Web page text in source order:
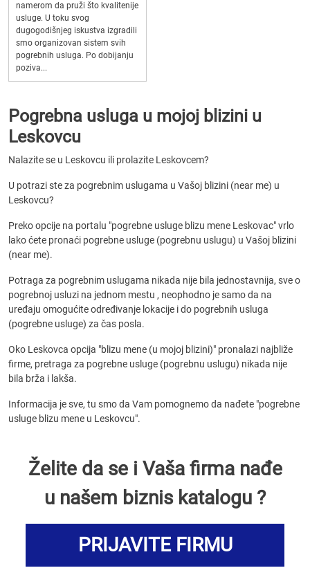
namerom da pruži što kvalitenije
usluge. U toku svog
dugogodišnjeg iskustva izgradili
smo organizovan sistem svih
pogrebnih usluga. Po dobijanju
poziva...
Pogrebna usluga u mojoj blizini u
Leskovcu
Nalazite se u Leskovcu ili prolazite Leskovcem?
U potrazi ste za pogrebnim uslugama u Vašoj blizini (near me) u
Leskovcu?
Preko opcije na portalu "pogrebne usluge blizu mene Leskovac" vrlo
lako ćete pronaći pogrebne usluge (pogrebnu uslugu) u Vašoj blizini
(near me).
Potraga za pogrebnim uslugama nikada nije bila jednostavnija, sve o
pogrebnoj usluzi na jednom mestu , neophodno je samo da na
uređaju omogućite određivanje lokacije i do pogrebnih usluga
(pogrebne usluge) za čas posla.
Oko Leskovca opcija "blizu mene (u mojoj blizini)" pronalazi najbliže
firme, pretraga za pogrebne usluge (pogrebnu uslugu) nikada nije
bila brža i lakša.
Informacija je sve, tu smo da Vam pomognemo da nađete "pogrebne
usluge blizu mene u Leskovcu".
Želite da se i Vaša firma nađe
u našem biznis katalogu ?
PRIJAVITE FIRMU